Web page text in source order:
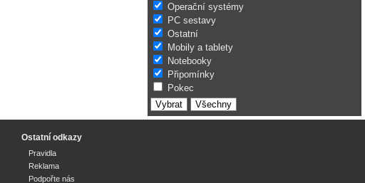
Operační systémy
PC sestavy
Ostatní
Mobily a tablety
Notebooky
Připomínky
Pokec
Ostatní odkazy
Pravidla
Reklama
Podpořte nás